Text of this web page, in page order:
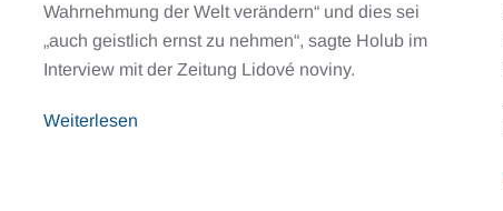
Wahrnehmung der Welt verändern“ und dies sei
„auch geistlich ernst zu nehmen“, sagte Holub im
Interview mit der Zeitung Lidové noviny.
Weiterlesen